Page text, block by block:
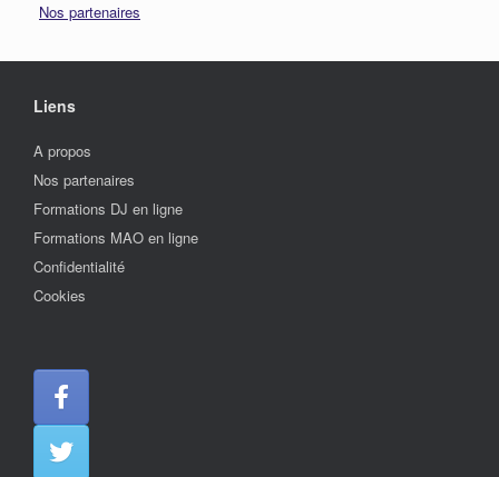
Nos partenaires
Liens
A propos
Nos partenaires
Formations DJ en ligne
Formations MAO en ligne
Confidentialité
Cookies